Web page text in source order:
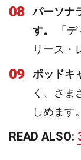
08
パーソナ
す。
「
リース・
09 ポッドキ
く、さま
しめます。
READ ALSO: